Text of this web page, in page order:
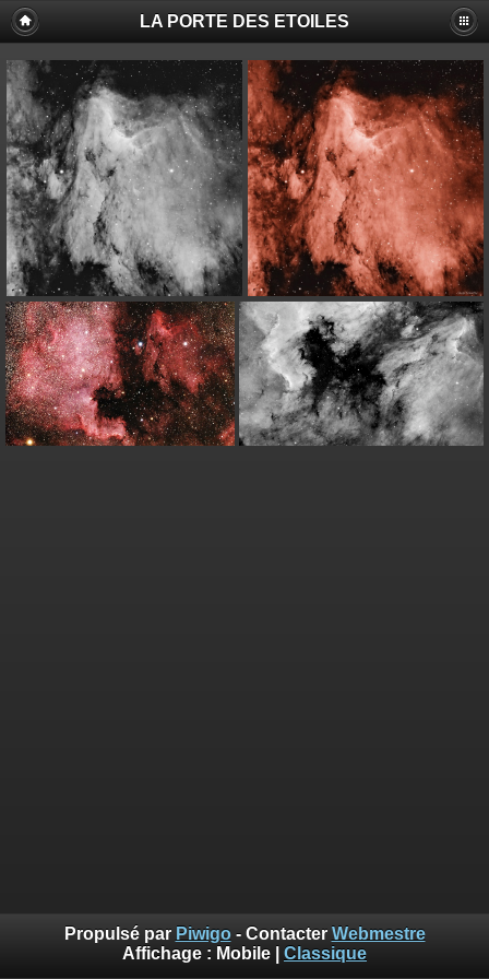
LA PORTE DES ETOILES
Propulsé par Piwigo- Contacter Webmestre
Affichage : Mobile Classique